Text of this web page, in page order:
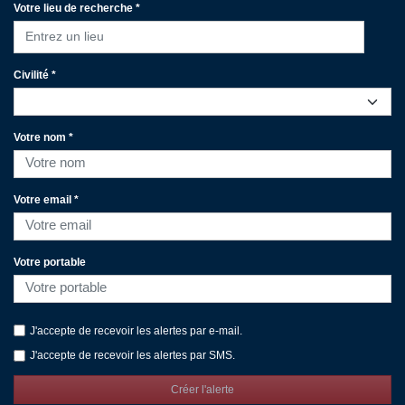
Votre lieu de recherche *
Entrez un lieu
Civilité *
Votre nom *
Votre email *
Votre portable
J'accepte de recevoir les alertes par e-mail.
J'accepte de recevoir les alertes par SMS.
Créer l'alerte